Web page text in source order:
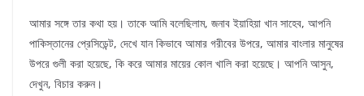
আমার সঙ্গে তার কথা হয়। তাকে আমি বলেছিলাম, জনাব ইয়াহিয়া খান সাহেব, আপনি
পাকিস্তানের প্রেসিডেন্ট, দেখে যান কিভাবে আমার গরীবের উপরে, আমার বাংলার মানুষের
উপরে গুলী করা হয়েছে, কি করে আমার মায়ের কোল খালি করা হয়েছে। আপনি আসুন,
দেখুন, বিচার করুন।